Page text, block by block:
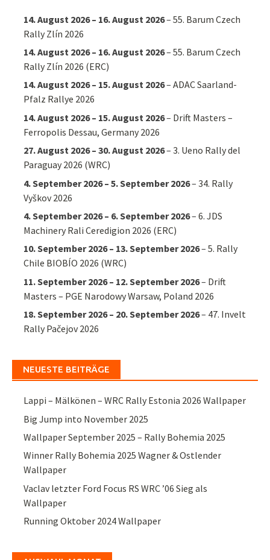
14. August 2026– 16. August 2026–55. Barum Czech
Rally Zlín 2026
14. August 2026– 16. August 2026–55. Barum Czech
Rally Zlín 2026 (ERC)
14. August 2026– 15. August 2026–ADAC Saarland-
Pfalz Rallye 2026
14. August 2026– 15. August 2026– Drift Masters –
Ferropolis Dessau, Germany 2026
27. August 2026– 30. August 2026–3. Ueno Rally del
Paraguay 2026 (WRC)
4. September 2026– 5. September 2026–34. Rally
Vyškov 2026
4. September 2026– 6. September 2026–6. JDS
Machinery Rali Ceredigion 2026 (ERC)
10. September 2026– 13. September 2026–5. Rally
Chile BIOBÍO 2026 (WRC)
11. September 2026– 12. September 2026– Drift
Masters – PGE Narodowy Warsaw, Poland 2026
18. September 2026– 20. September 2026– 47. Invelt
Rally Pačejov 2026
NEUESTE BEITRÄGE
Lappi – Mälkönen – WRC Rally Estonia 2026 Wallpaper
Big Jump into November 2025
Wallpaper September 2025 – Rally Bohemia 2025
Winner Rally Bohemia 2025 Wagner & Ostlender
Wallpaper
Vaclav letzter Ford Focus RS WRC ’06 Sieg als
Wallpaper
Running Oktober 2024 Wallpaper